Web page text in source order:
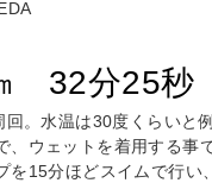
32分25秒
回。水温は30度くらいと
、ウェットを着用する事
を15分ほどスイムで行